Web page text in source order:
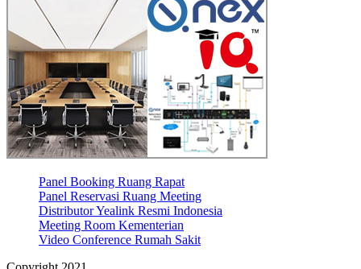
Panel Booking Ruang Rapat
Panel Reservasi Ruang Meeting
Distributor Yealink Resmi Indonesia
Meeting Room Kementerian
Video Conference Rumah Sakit